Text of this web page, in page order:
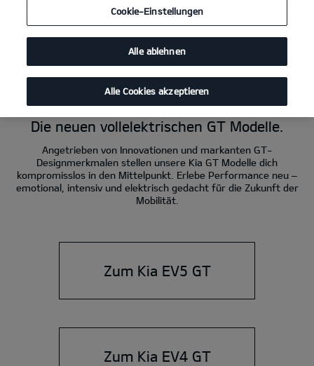
Kia EV3 GT 215 kW (292 PS): Stromverbrauch kombiniert 19,3 kWh/100 km;
CO₂-Emissionen kombiniert 0 g/km; CO₂-Klasse A.
Kia EV4 GT 215 kW (292 PS): Stromverbrauch kombiniert 19,7 kWh/100 km;
CO₂-Emissionen kombiniert 0 g/km; CO₂-Klasse A.
Kia EV5 GT 225 kW (306 PS): Stromverbrauch kombiniert 18,6 kWh/100 km;
Power. Elektro. GT.
Die neuen vollelektrischen GT Modelle.
Angetrieben von Innovationen und markanten GT-
Designmerkmalen stellen unsere Kia GT Modelle dich
kompromisslos in den Mittelpunkt. Erlebe Performance neu –
emotional, intensiv und elektrisch gedacht für die Zukunft der
Mobilität.
Zum Kia EV5 GT
Zum Kia EV4 GT
Cookie-Einstellungen
Alle ablehnen
Alle Cookies akzeptieren